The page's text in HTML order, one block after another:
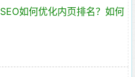
SEO如何优化内页排名？如何